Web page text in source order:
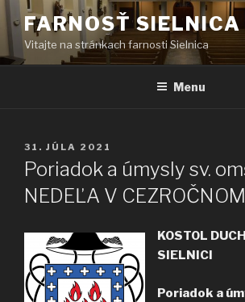
Prejsť
na
obsah
FARNOSŤ SIELNICA
Vitajte na stránkach farnosti Sielnica
Menu
PUBLIKOVANÉ
31. JÚLA 2021
Poriadok a úmysly sv.
NEDEĽA V
KOSTOL
SIELNICI
Poriadok a